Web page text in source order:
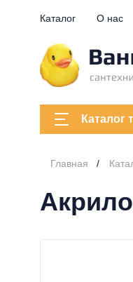
Каталог О нас
Каталог
Главная